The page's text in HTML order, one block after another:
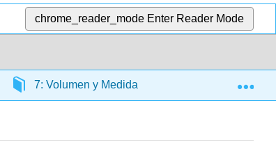
chrome_reader_mode Enter Reader Mode
7: Volumen y Medida 7.5: Funciones